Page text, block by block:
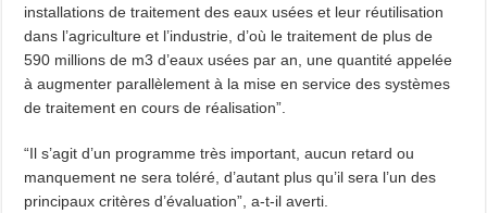
installations de traitement des eaux usées et leur réutilisation
dans l’agriculture et l’industrie, d’où le traitement de plus de
590 millions de m3 d’eaux usées par an, une quantité appelée
à augmenter parallèlement à la mise en service des systèmes
de traitement en cours de réalisation”.
“Il s’agit d’un programme très important, aucun retard ou
manquement ne sera toléré, d’autant plus qu’il sera l’un des
principaux critères d’évaluation”, a-t-il averti.